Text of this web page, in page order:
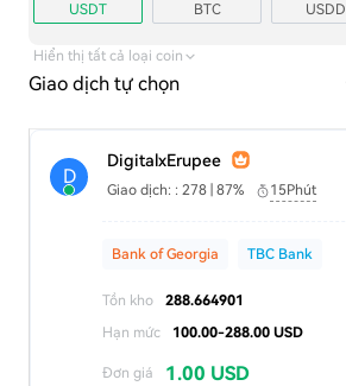
USDT BTC USDD
TRX USD1
Hiển thị tất cả loại coin
Giao dịch tự chọn
D
DigitalxErupee
Giao dịch: : 278 | 87% 15Phút
Bank of Georgia TBC Bank
Tồn kho
288.664901
Hạn mức
100.00-288.00 USD
Đơn giá 1.00 USD